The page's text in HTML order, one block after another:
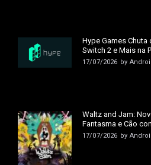
Hype Games Chuta
Switch 2 e Mais na
17/07/2026 by
Waltz and Jam:
Fantasma e Cão
17/07/2026 by